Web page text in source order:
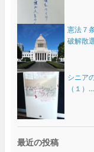
憲法７
破解散
シニア
（１）...
最近の投稿